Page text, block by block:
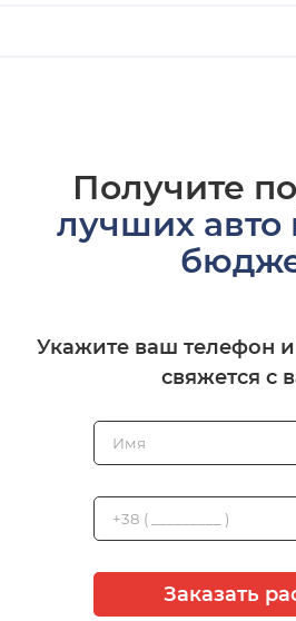
Получите
лучших
Укажите ваш телефон
свяжется с
Заказать